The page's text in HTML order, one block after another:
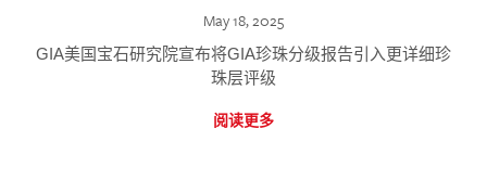
May 18, 2025
GIA美国宝石研究院宣布将GIA珍珠分级报告引入更详细珍
珠层评级
阅读更多